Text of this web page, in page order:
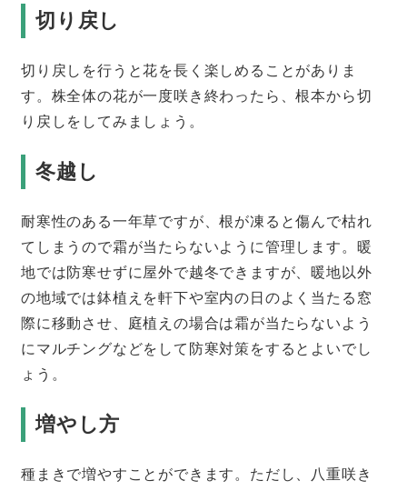
切り戻し
切り戻しを行うと花を長く楽しめることがありま
す。株全体の花が一度咲き終わったら、根本から切
り戻しをしてみましょう。
冬越し
耐寒性のある一年草ですが、根が凍ると傷んで枯れ
てしまうので霜が当たらないように管理します。暖
地では防寒せずに屋外で越冬できますが、暖地以外
の地域では鉢植えを軒下や室内の日のよく当たる窓
際に移動させ、庭植えの場合は霜が当たらないよう
にマルチングなどをして防寒対策をするとよいでし
ょう。
増やし方
種まきで増やすことができます。ただし、八重咲き